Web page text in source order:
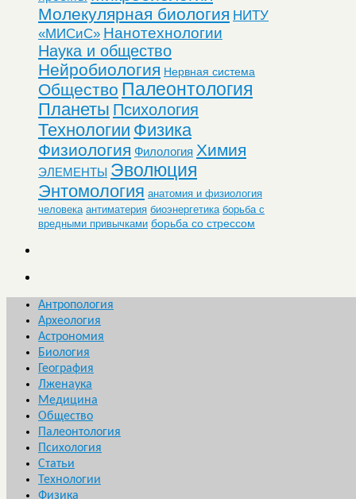
Молекулярная биология НИТУ
«МИСиС» Нанотехнологии
Наука и общество
Нейробиология Нервная система
Общество Палеонтология
Планеты Психология
Технологии Физика
Физиология Филология Химия
ЭЛЕМЕНТЫ Эволюция
Энтомология анатомия и физиология
человека антиматерия биоэнергетика борьба с
вредными привычками борьба со стрессом
Антропология
Археология
Астрономия
Биология
География
Лженаука
Медицина
Общество
Палеонтология
Психология
Статьи
Технологии
Физика